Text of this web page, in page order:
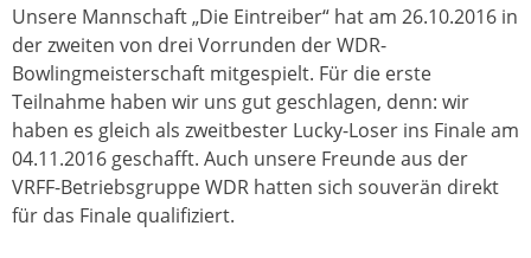
Unsere Mannschaft „Die Eintreiber“ hat am 26.10.2016 in
der zweiten von drei Vorrunden der WDR-
Bowlingmeisterschaft mitgespielt. Für die erste
Teilnahme haben wir uns gut geschlagen, denn: wir
haben es gleich als zweitbester Lucky-Loser ins Finale am
04.11.2016 geschafft. Auch unsere Freunde aus der
VRFF-Betriebsgruppe WDR hatten sich souverän direkt
für das Finale qualifiziert.